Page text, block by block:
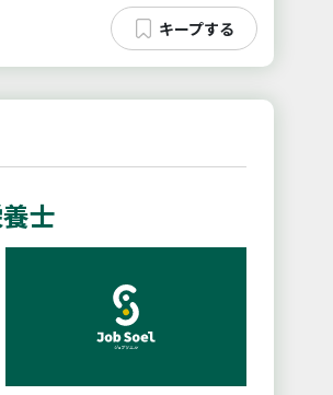
士